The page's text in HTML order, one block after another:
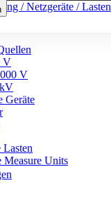
/ Netzgeräte / Lasten
V
V
Geräte
Lasten
Measure Units